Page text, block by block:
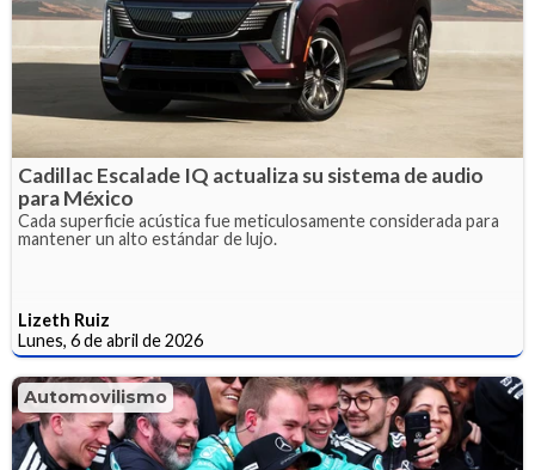
Cadillac Escalade IQ actualiza su sistema de audio
para México
Cada superficie acústica fue meticulosamente considerada para
mantener un alto estándar de lujo.
Lizeth Ruiz
Lunes, 6 de abril de 2026
Automovilismo